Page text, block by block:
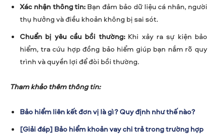
Xác nhận thông tin:Bạn đảm bảo dữ liệu cá nhân, người
thụ hưởng và điều khoản không bị sai sót.
Chuẩn bị yêu cầu bồi thường:Khi xảy ra sự kiện bảo
hiểm, tra cứu hợp đồng bảo hiểm giúp bạn nắm rõ quy
trình và quyền lợi để đòi bồi thường.
Tham khảo thêm thông tin:
Bảo hiểm liên kết đơn vị là gì? Quy định như thế nào?
[Giải đáp] Bảo hiểm khoản vay chi trả trong trường hợp